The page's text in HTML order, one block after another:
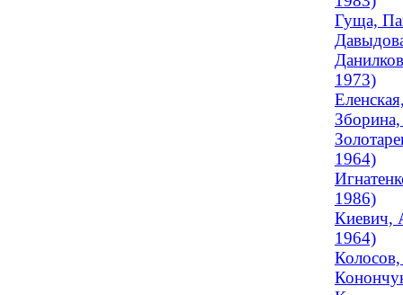
Гуща,
1973)
1964)
1986)
Киевич,
1964)